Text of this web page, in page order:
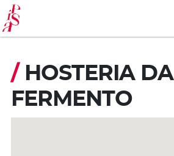
Salta
al
contenuto
principale
/ HOSTERIA DA
FERMENTO